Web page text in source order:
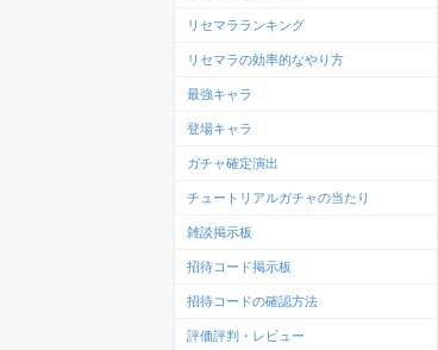
リセマラランキング
リセマラの効率的なやり方
最強キャラ
登場キャラ
ガチャ確定演出
チュートリアルガチャの当たり
雑談掲示板
招待コード掲示板
招待コードの確認方法
評価評判・レビュー